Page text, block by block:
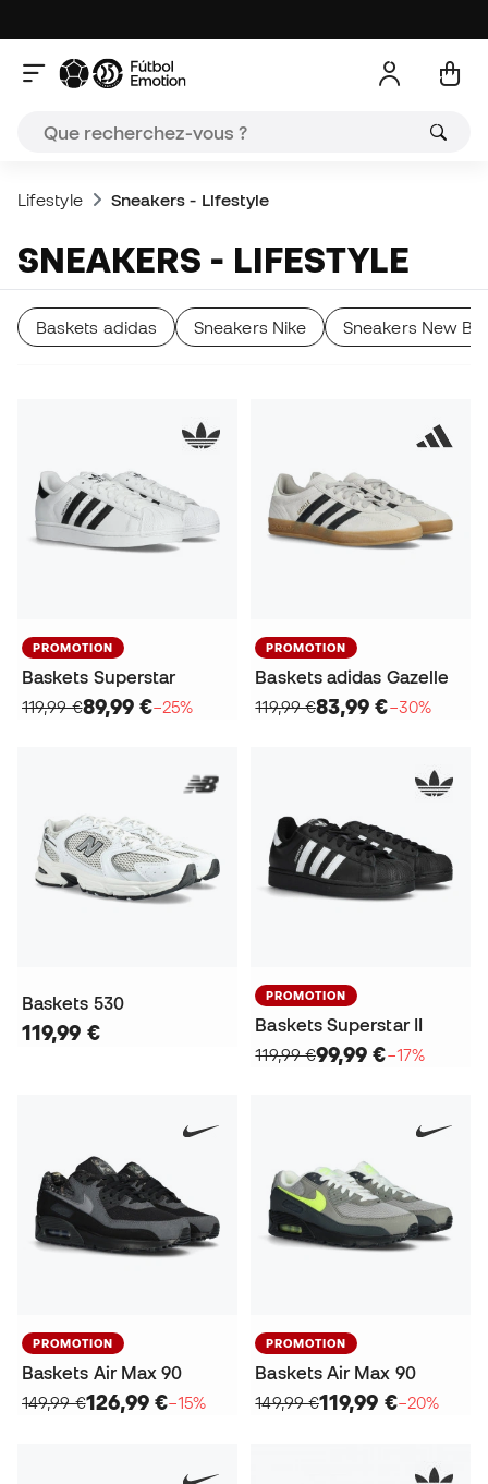
Lifestyle Sneakers - Lifestyle
SNEAKERS - LIFESTYLE
Baskets adidas Sneakers Nike Sneakers New
PROMOTION
Baskets Superstar
119,99 €89,99 €−25%
PROMOTION
Baskets adidas Gazelle
119,99 €83,99 €−30%
Baskets 530
119,99 €
PROMOTION
Baskets Superstar II
119,99 €99,99 €−17%
PROMOTION
Baskets Air Max 90
149,99 €126,99 €−15%
PROMOTION
Baskets Air Max 90
149,99 €119,99 €−20%